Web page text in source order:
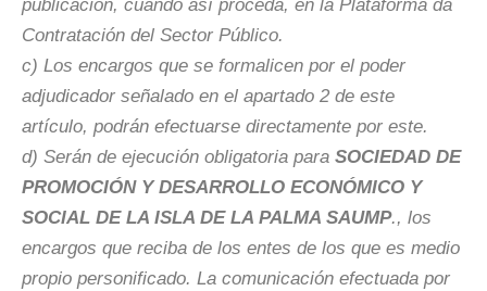
publicación, cuando así proceda, en la Plataforma da
Contratación del Sector Público.
c) Los encargos que se formalicen por el poder
adjudicador señalado en el apartado 2 de este
artículo, podrán efectuarse directamente por este.
d) Serán de ejecución obligatoria para SOCIEDAD DE
PROMOCIÓN Y DESARROLLO ECONÓMICO Y
SOCIAL DE LA ISLA DE LA PALMA SAUMP., los
encargos que reciba de los entes de los que es medio
propio personificado. La comunicación efectuada por